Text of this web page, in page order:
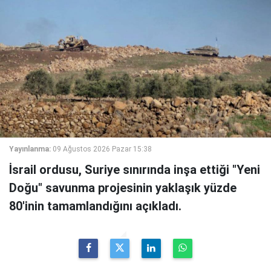
Yayınlanma: 09 Ağustos 2026 Pazar 15:38
İsrail ordusu, Suriye sınırında inşa ettiği "Yeni
Doğu" savunma projesinin yaklaşık yüzde
80'inin tamamlandığını açıkladı.